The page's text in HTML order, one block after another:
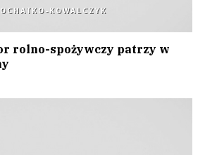
KOWALCZYK
rolno-spożywczy patrzy w